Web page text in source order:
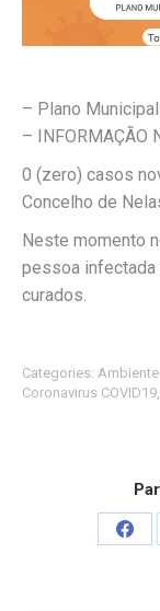
– Plano
– INFORMAÇÃO
0 (zero) casos
Concelho de
Neste momento
pessoa infectada
curados.
Categories: Ambiente
Coronavirus COVID19,